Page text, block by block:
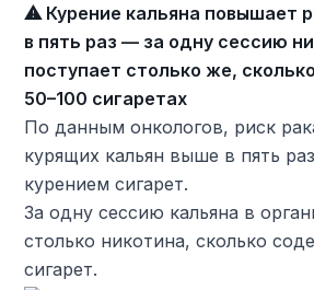
⚠ Курение кальяна повышает
в пять раз — за одну сессию
поступает столько же,
50–100 сигаретах
По данным онкологов, риск
курящих кальян выше в пять
курением сигарет.
За одну сессию кальяна в
столько никотина, сколько
сигарет.